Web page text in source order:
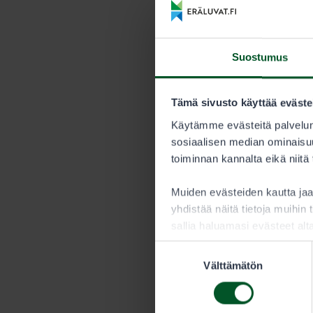
Suostumus
Tämä sivusto käyttää
Käytämme evästeitä
sosiaalisen median
toiminnan kannalta eikä
Muiden evästeiden kautta
yhdistää näitä tietoja muihin
sallia haluamasi evästeet
Välttämätön
Suomessa
luokitellaan
löytyvät